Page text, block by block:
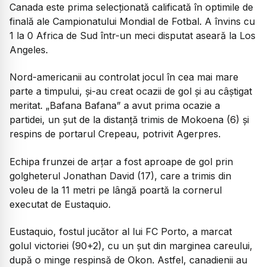
Canada este prima selecționată calificată în optimile de
finală ale Campionatului Mondial de Fotbal. A învins cu
1 la 0 Africa de Sud într-un meci disputat aseară la Los
Angeles.
Nord-americanii au controlat jocul în cea mai mare
parte a timpului, și-au creat ocazii de gol și au câștigat
meritat. „Bafana Bafana” a avut prima ocazie a
partidei, un șut de la distanță trimis de Mokoena (6) și
respins de portarul Crepeau, potrivit Agerpres.
Echipa frunzei de arțar a fost aproape de gol prin
golgheterul Jonathan David (17), care a trimis din
voleu de la 11 metri pe lângă poartă la cornerul
executat de Eustaquio.
Eustaquio, fostul jucător al lui FC Porto, a marcat
golul victoriei (90+2), cu un șut din marginea careului,
după o minge respinsă de Okon. Astfel, canadienii au